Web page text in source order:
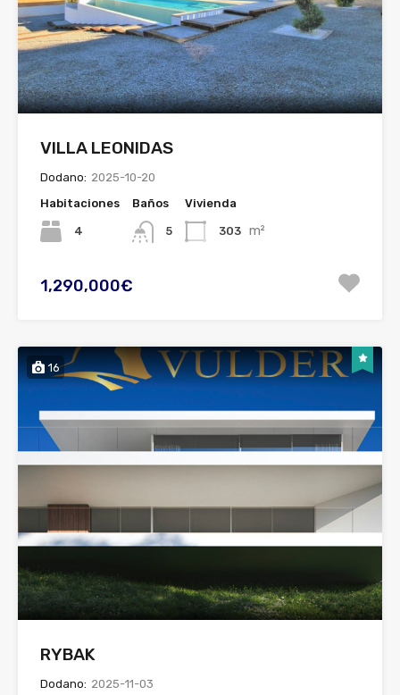
VILLA LEONIDAS
Dodano: 2025-10-20
Habitaciones
4
Baños
5
Vivienda
303 m²
1,290,000€
16
RYBAK
Dodano: 2025-11-03